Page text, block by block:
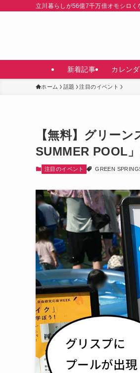
立川暮らしが56億7千万倍オモシロ
新着記事 カレン
ホーム 話題 注目のイベント
【無料】グリー
SUMMER POOL
注目のイベント GREEN